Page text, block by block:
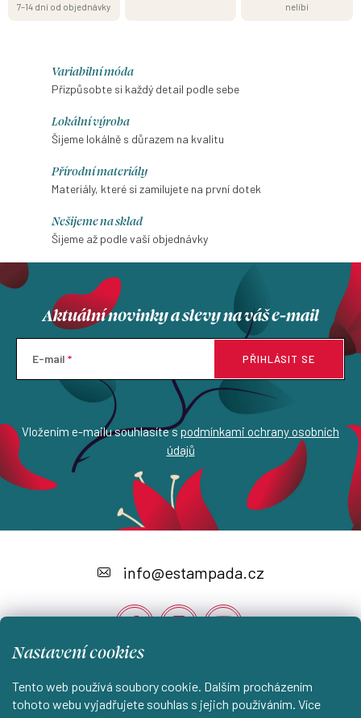
Nastavení cookies
Tento web používá soubory cookie. Dalším procházením
tohoto webu vyjadřujete souhlas s jejich používáním. Více
7–14 dní od objednávky
nelíbí
Variabilní móda
Přizpůsobte si každý detail podle sebe
Lokální výroba
Šijeme lokálně s důrazem na kvalitu
Přírodní materiály
Materiály, které si zamilujete na první dotek
Nešijeme na sklad
Šijeme až podle vaší objednávky
Aktuální novinky a slevy na váš e-mail
E-mail
Vložením e-mailu souhlasíte spodmínkami ochrany osobních
údajů
PŘIHLÁSIT SE
a
Instagram
info@estampada.cz